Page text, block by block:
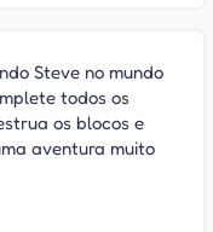
Steve no mundo
todos os
os blocos e
aventura muito